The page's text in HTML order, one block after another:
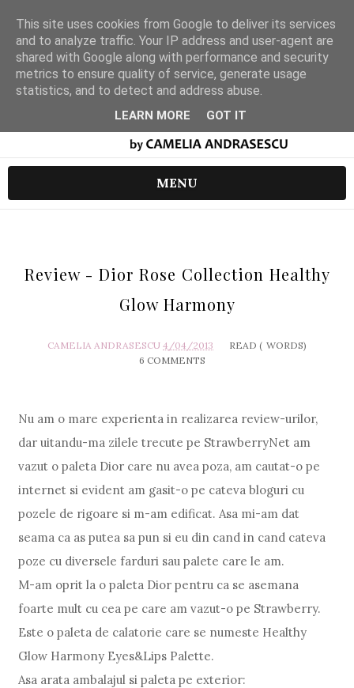
MENU
Review - Dior Rose Collection Healthy
Glow Harmony
CAMELIA ANDRASESCU 4/04/2013 READ ( WORDS)
6 COMMENTS
Nu am o mare experienta in realizarea review-urilor,
dar uitandu-ma zilele trecute pe StrawberryNet am
vazut o paleta Dior care nu avea poza, am cautat-o pe
internet si evident am gasit-o pe cateva bloguri cu
pozele de rigoare si m-am edificat. Asa mi-am dat
seama ca as putea sa pun si eu din cand in cand cateva
poze cu diversele farduri sau palete care le am.
M-am oprit la o paleta Dior pentru ca se asemana
foarte mult cu cea pe care am vazut-o pe Strawberry.
Este o paleta de calatorie care se numeste Healthy
Glow Harmony Eyes&Lips Palette.
Asa arata ambalajul si paleta pe exterior:
This site uses cookies from Google to deliver its services
and to analyze traffic. Your IP address and user-agent are
shared with Google along with performance and security
metrics to ensure quality of service, generate usage
statistics, and to detect and address abuse.
LEARN MORE GOT IT